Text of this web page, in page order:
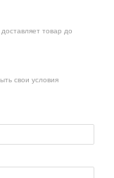
товар до
свои условия